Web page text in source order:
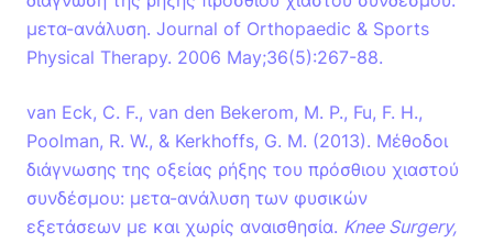
μετα-ανάλυση. Journal of Orthopaedic & Sports
Physical Therapy. 2006 May;36(5):267-88.
van Eck, C. F., van den Bekerom, M. P., Fu, F. H.,
Poolman, R. W., & Kerkhoffs, G. M. (2013). Μέθοδοι
διάγνωσης της οξείας ρήξης του πρόσθιου χιαστού
συνδέσμου: μετα-ανάλυση των φυσικών
εξετάσεων με και χωρίς αναισθησία. Knee Surgery,